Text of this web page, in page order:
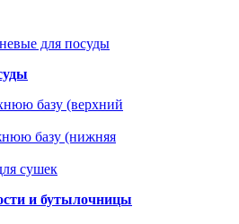
базу (верхний
базу (нижняя
сушек
и бутылочницы